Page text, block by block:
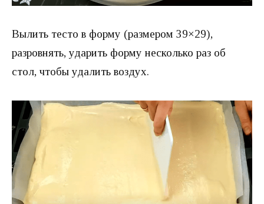
Вылить тесто в форму (размером 39×29),
разровнять, ударить форму несколько раз об
стол, чтобы удалить воздух.